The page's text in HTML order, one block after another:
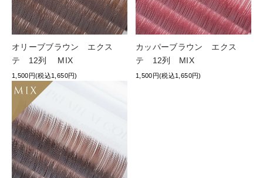
オリーブブラウン エクス
テ 12列 MIX
1,500円(税込1,650円)
カッパーブラウン エクス
テ 12列 MIX
1,500円(税込1,650円)